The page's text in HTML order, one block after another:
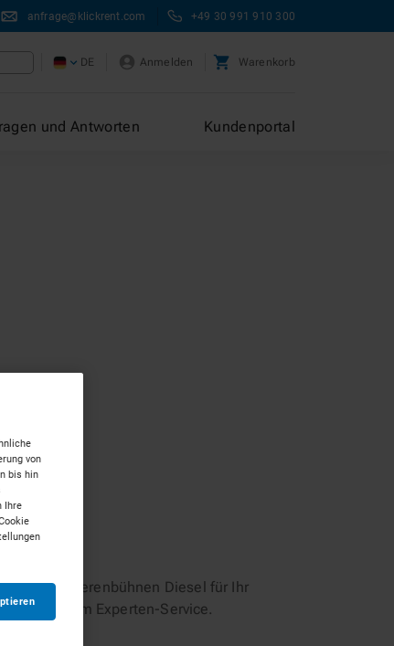
anfrage@klickrent.com +49 30 991 910 300
DE Anmelden Warenkorb
und Antworten Kundenportal
Scherenbühnen Diesel für Ihr
Experten-Service.
von
bis hin
Ihre